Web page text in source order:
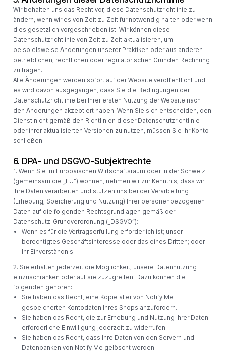
Wir behalten uns das Recht vor, diese Datenschutzrichtlinie zu
ändern, wenn wir es von Zeit zu Zeit für notwendig halten oder wenn
dies gesetzlich vorgeschrieben ist. Wir können diese
Datenschutzrichtlinie von Zeit zu Zeit aktualisieren, um
beispielsweise Änderungen unserer Praktiken oder aus anderen
betrieblichen, rechtlichen oder regulatorischen Gründen Rechnung
zu tragen.
Alle Änderungen werden sofort auf der Website veröffentlicht und
es wird davon ausgegangen, dass Sie die Bedingungen der
Datenschutzrichtlinie bei Ihrer ersten Nutzung der Website nach
den Änderungen akzeptiert haben. Wenn Sie sich entscheiden, den
Dienst nicht gemäß den Richtlinien dieser Datenschutzrichtlinie
oder ihrer aktualisierten Versionen zu nutzen, müssen Sie Ihr Konto
schließen.
6. DPA- und DSGVO-Subjektrechte
1. Wenn Sie im Europäischen Wirtschaftsraum oder in der Schweiz
(gemeinsam die „EU“) wohnen, nehmen wir zur Kenntnis, dass wir
Ihre Daten verarbeiten und stützen uns bei der Verarbeitung
(Erhebung, Speicherung und Nutzung) Ihrer personenbezogenen
Daten auf die folgenden Rechtsgrundlagen gemäß der
Datenschutz-Grundverordnung („DSGVO“):
Wenn es für die Vertragserfüllung erforderlich ist; unser
berechtigtes Geschäftsinteresse oder das eines Dritten; oder
Ihr Einverständnis.
2. Sie erhalten jederzeit die Möglichkeit, unsere Datennutzung
einzuschränken oder auf sie zuzugreifen. Dazu können die
folgenden gehören:
Sie haben das Recht, eine Kopie aller von Notify Me
gespeicherten Kontodaten Ihres Shops anzufordern.
Sie haben das Recht, die zur Erhebung und Nutzung Ihrer Daten
erforderliche Einwilligung jederzeit zu widerrufen.
Sie haben das Recht, dass Ihre Daten von den Servern und
Datenbanken von Notify Me gelöscht werden.